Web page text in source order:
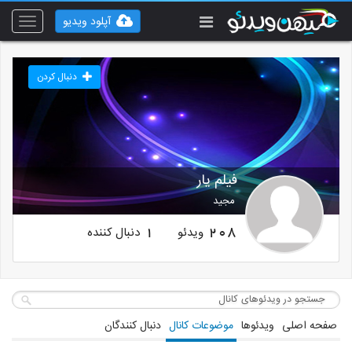
Toggle
آپلود ویدیو
فیلم یار
مجید
دنبال کردن
208 ویدئو 1 دنبال کننده
صفحه اصلی ویدئوها موضوعات کانال دنبال کنندگان